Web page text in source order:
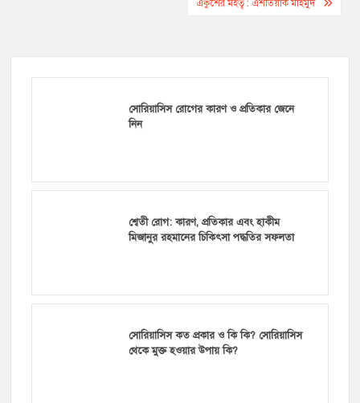
একুশের মহত্ব : এশতিয়াক মাহমুদ
সোরিয়াসিস রোগের কারণ ও প্রতিকার জেনে
নিন
শ্বেতী রোগ: কারণ, প্রতিকার এবং হাকীম
মিজানুর রহমানের চিকিৎসা পদ্ধতির সফলতা
সোরিয়াসিস কত প্রকার ও কি কি? সোরিয়াসিস
থেকে মুক্ত হওয়ার উপায় কি?